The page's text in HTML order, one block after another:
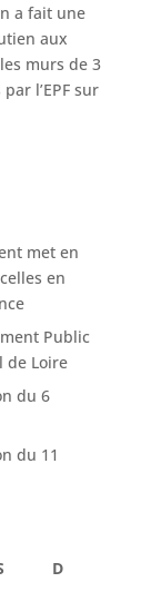
a fait une
aux
murs de 3
l’EPF sur
met en
en
Public
de Loire
du 6
du 11
D